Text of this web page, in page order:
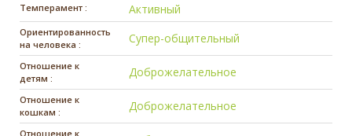
Темперамент : Активный
Ориентированность
на человека :
Супер-общительный
Отношение к
детям :
Доброжелательное
Отношение к
кошкам :
Доброжелательное
Отношение к